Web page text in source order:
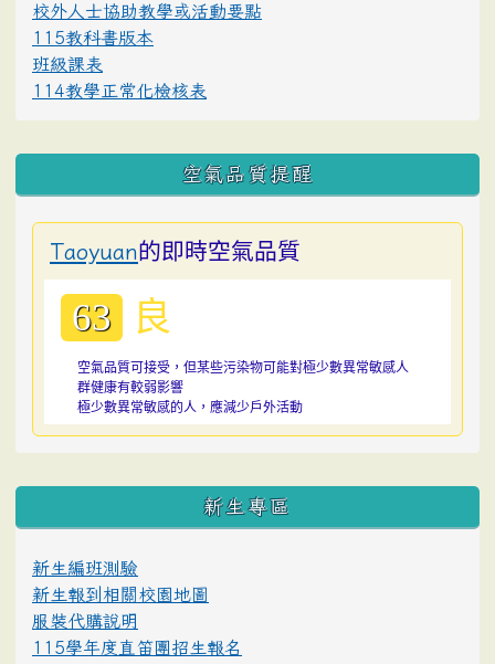
校外人士協助教學或活動要點
115教科書版本
班級課表
114教學正常化檢核表
空氣品質提醒
Taoyuan的即時空氣品質
63 良
空氣品質可接受，但某些污染物可能對極少數異常敏感人
群健康有較弱影響
極少數異常敏感的人，應減少戶外活動
:::
新生專區
新生編班測驗
新生報到相關校園地圖
服裝代購說明
115學年度直笛團招生報名